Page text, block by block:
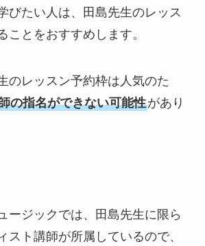
びたい人は、田島先生のレッス
ことをおすすめします。
のレッスン予約枠は人気のた
の指名ができない可能性があり
ージックでは、田島先生に限ら
スト講師が所属しているので、